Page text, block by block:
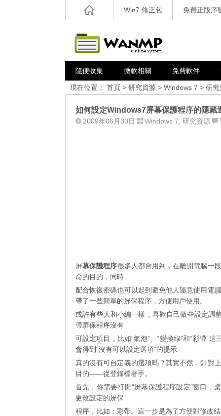
Win7 修正包 免費正版序
隨便收集 微軟相關 免費軟件
現在位置： 首頁 > 研究資源 > Windows 7 > 研究
如何設定Windows7屏幕保護程序的隱藏
2009年06月30日 Windows 7 研究資源
屏幕保護程序很多人都會用到，在離開電腦一
命的目的，同時
配合恢復密碼也可以起到避免他人隨意使用電
帶了一些簡單的屏保程序，方便用戶使用。
或許有些人和小編一樣，喜歡自己做些設定調
帶屏保程序沒有
可設定項目，比如“氣泡”、“變換線”和“彩帶”
會得到“沒有可以設定選項”的提示
真的沒有可自定義的選項嗎？其實不然，針對
目的——從登錄檔著手。
首先，你需要打開“屏幕保護程序設定”窗口，
更改設定的屏保
程序，比如：彩帶。這一步是為了方便對修改